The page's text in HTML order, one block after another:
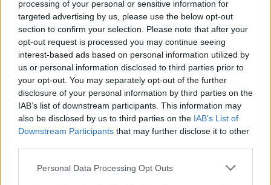
processing of your personal or sensitive information for
targeted advertising by us, please use the below opt-out
section to confirm your selection. Please note that after your
opt-out request is processed you may continue seeing
interest-based ads based on personal information utilized by
us or personal information disclosed to third parties prior to
your opt-out. You may separately opt-out of the further
disclosure of your personal information by third parties on the
IAB’s list of downstream participants. This information may
also be disclosed by us to third parties on the IAB’s List of
Downstream Participants that may further disclose it to other
Personal Data Processing Opt Outs
tai laajemmin samasta aihealueestaTerveys
osioistamme.
Ilmoita virheestä · Toimitusperiaatteet